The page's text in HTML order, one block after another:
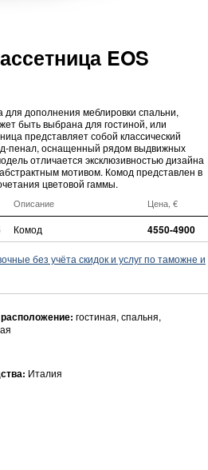
EOS
для дополнения меблировки спальни,
быть выбрана для гостиной, или
представляет собой классический
пенал, оснащенный рядом выдвижных
отличается эксклюзивностью дизайна
мотивом. Комод представлен в
цветовой гаммы.
Описание Цена, €
Комод 4550-4900
без учёта скидок и услуг по таможне и
гостиная, спальня,
Италия